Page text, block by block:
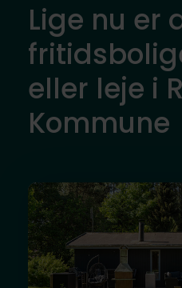
Lige nu er
eller leje i
Kommune